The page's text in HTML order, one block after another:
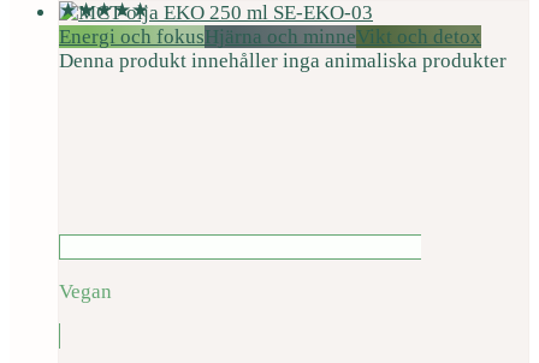
Energi och fokusHjärna och minneVikt och detox
Denna produkt innehåller inga animaliska produkter
Vegan